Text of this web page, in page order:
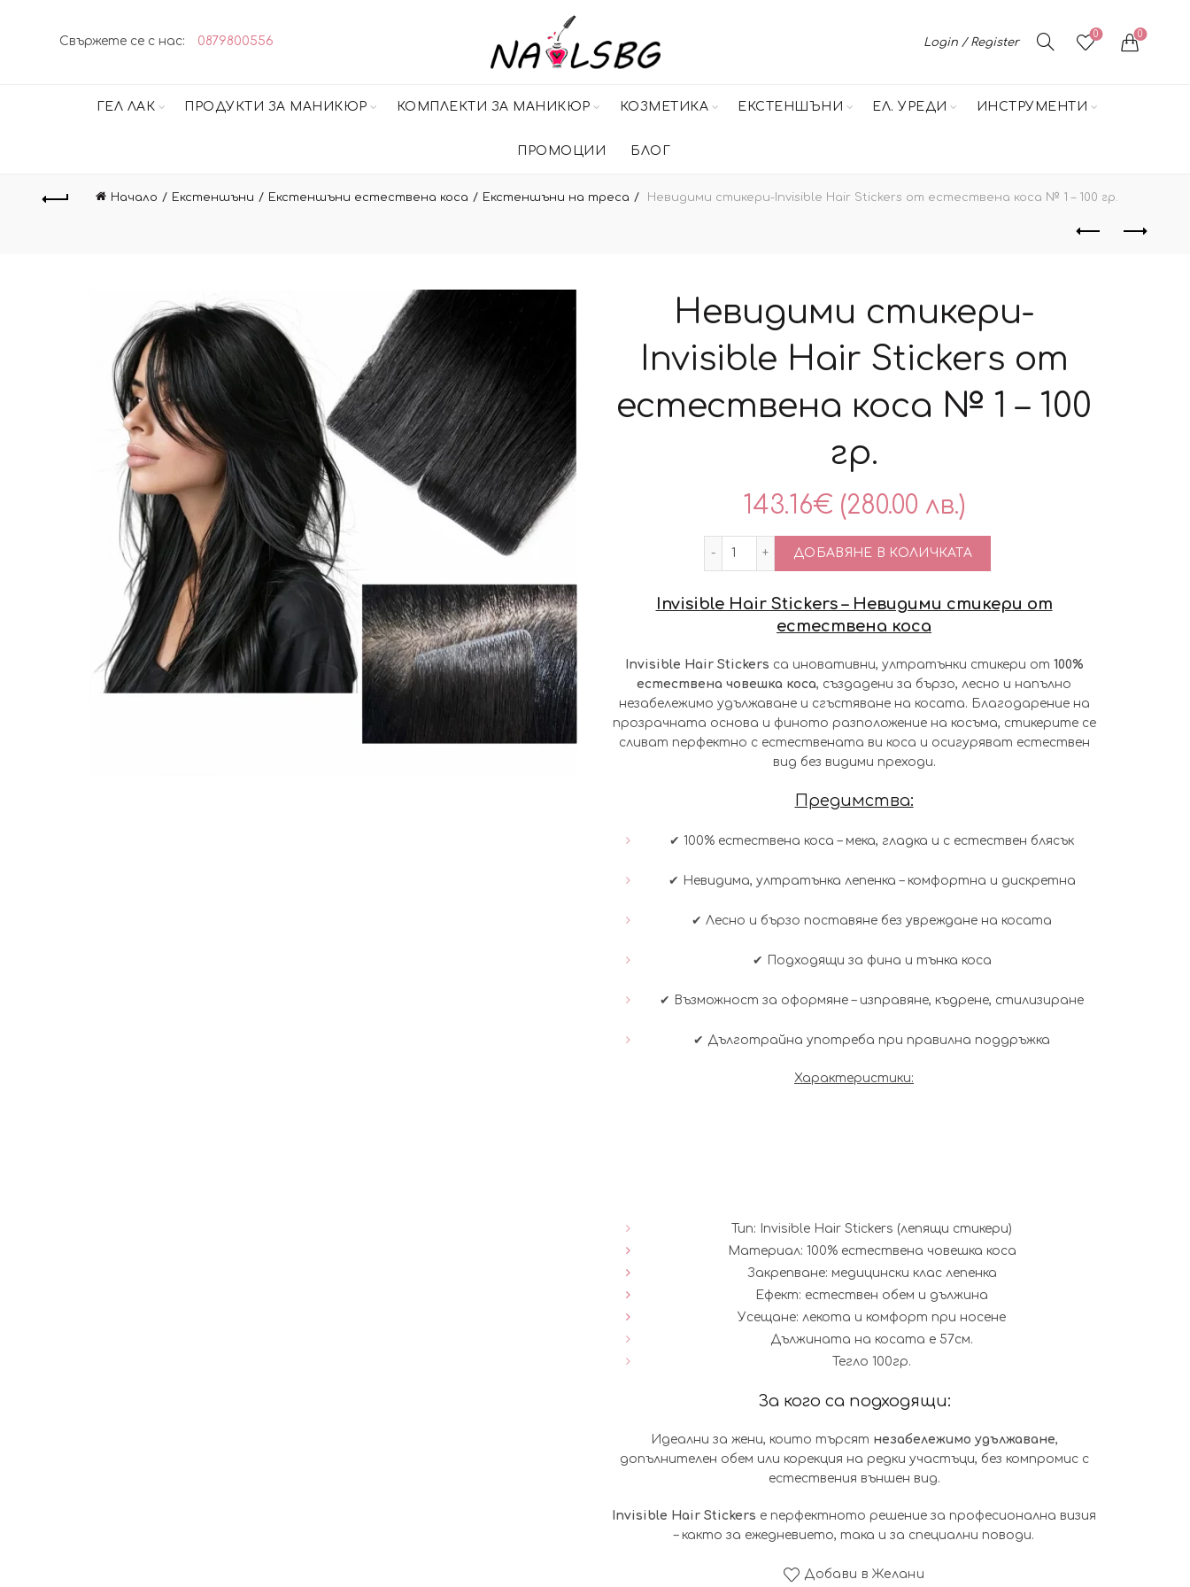
Свържете се с нас: 0879800556 Login / Register
0 0
ГЕЛ ЛАК ПРОДУКТИ ЗА МАНИКЮР КОМПЛЕКТИ ЗА МАНИКЮР КОЗМЕТИКА ЕКСТЕНШЪНИ ЕЛ. УРЕДИ ИНСТРУМЕНТИ
ПРОМОЦИИ БЛОГ
Начало Екстеншъни Екстеншъни естествена коса Екстеншъни на треса Невидими стикери-Invisible Hair Stickers от естествена коса № 1 – 100 гр.
Невидими стикери-
Invisible Hair Stickers от
естествена коса № 1 – 100
гр.
143.16€ (280.00 лв.)
количество за Невидими стикери-Invisible Hair Stickers от
ДОБАВЯНЕ В КОЛИЧКАТА
Invisible Hair Stickers – Невидими стикери от
естествена коса
Invisible Hair Stickers са иновативни, ултратънки стикери от 100%
естествена човешка коса, създадени за бързо, лесно и напълно
незабележимо удължаване и сгъстяване на косата. Благодарение на
прозрачната основа и финото разположение на косъма, стикерите се
сливат перфектно с естествената ви коса и осигуряват естествен
вид без видими преходи.
Предимства:
✔ 100% естествена коса – мека, гладка и с естествен блясък
✔ Невидима, ултратънка лепенка – комфортна и дискретна
✔ Лесно и бързо поставяне без увреждане на косата
✔ Подходящи за фина и тънка коса
✔ Възможност за оформяне – изправяне, къдрене, стилизиране
✔ Дълготрайна употреба при правилна поддръжка
Характеристики:
Тип: Invisible Hair Stickers (лепящи стикери)
Материал: 100% естествена човешка коса
Закрепване: медицински клас лепенка
Ефект: естествен обем и дължина
Усещане: лекота и комфорт при носене
Дължината на косата е 57см.
Тегло 100гр.
За кого са подходящи:
Идеални за жени, които търсят незабележимо удължаване,
допълнителен обем или корекция на редки участъци, без компромис с
естествения външен вид.
Invisible Hair Stickers е перфектното решение за професионална визия
– както за ежедневието, така и за специални поводи.
Добави в Желани